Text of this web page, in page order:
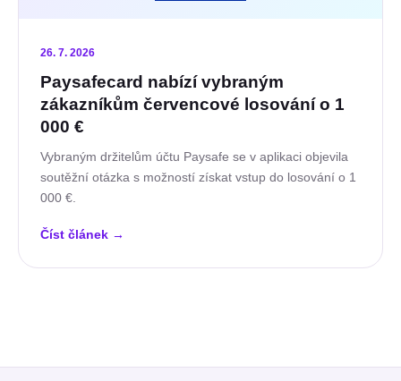
26. 7. 2026
Paysafecard nabízí vybraným
zákazníkům červencové losování o 1
000 €
Vybraným držitelům účtu Paysafe se v aplikaci objevila
soutěžní otázka s možností získat vstup do losování o 1
000 €.
Číst článek →